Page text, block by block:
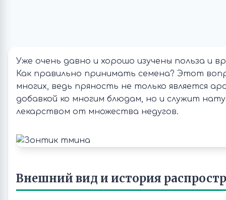
Уже очень давно и хорошо изучены польза и
Как правильно принимать семена? Этот
многих, ведь пряность не только является
добавкой ко многим блюдам, но и служит
лекарством от множества недугов.
Внешний вид и история